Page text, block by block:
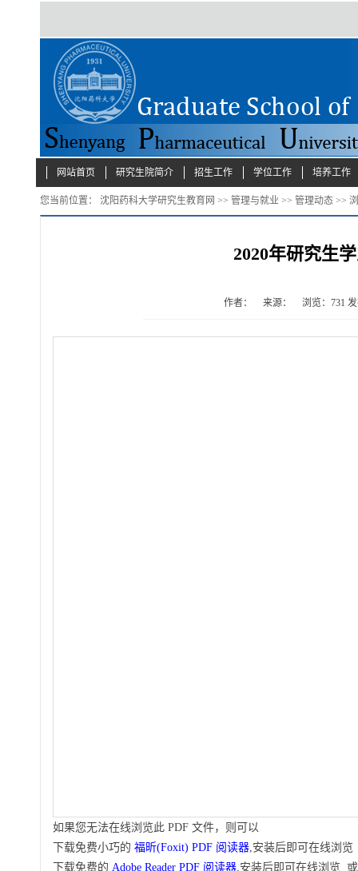
网站首页 研究生院简介 招生工作 学位工作 培养工作
您当前位置： 沈阳药科大学研究生教育网 >> 管理与就业 >> 管理动态 >>
2020年研究生
作者： 来源： 浏览： 731
如果您无法在线浏览此 PDF 文件，则可以
下载免费小巧的 福昕(Foxit) PDF 阅读器,安装后即可在线浏
下载免费的 Adobe Reader PDF 阅读器,安装后即可在线浏览 或